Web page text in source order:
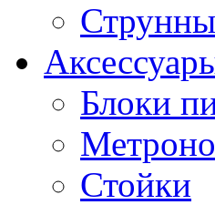
Блоки
Стойки